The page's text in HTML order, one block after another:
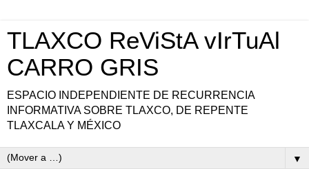
TLAXCO ReViStA vIrTuAl
CARRO GRIS
ESPACIO INDEPENDIENTE DE RECURRENCIA
INFORMATIVA SOBRE TLAXCO, DE REPENTE
TLAXCALA Y MÉXICO
▼